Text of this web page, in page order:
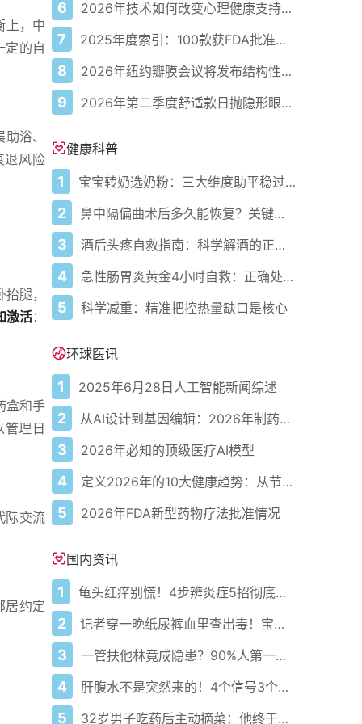
上，中
定的自
浴、
退风险
腿，
激活：
盒和手
理日
际交流
居约定
6 2026年技术如何改变心理健康支持的获取方式
7 2025年度索引：100款获FDA批准的AI驱动医疗设备
8 2026年纽约瓣膜会议将发布结构性心脏病最新研究成果
9 2026年第二季度舒适款日抛隐形眼镜推荐，优瞳主打长效佩戴体验
健康科普
1 宝宝转奶选奶粉：三大维度助平稳过渡
2 鼻中隔偏曲术后多久能恢复？关键看这几点
3 酒后头疼自救指南：科学解酒的正确打开方式
4 急性肠胃炎黄金4小时自救：正确处置与误区避坑关键
5 科学减重：精准把控热量缺口是核心
环球医讯
1 2025年6月28日人工智能新闻综述
2 从AI设计到基因编辑：2026年制药领域重大突破
3 2026年必知的顶级医疗AI模型
4 定义2026年的10大健康趋势：从节律健康到冷热交替疗法
5 2026年FDA新型药物疗法批准情况
国内资讯
1 龟头红痒别慌！4步辨炎症5招彻底防复发
2 记者穿一晚纸尿裤血里查出毒！宝宝血液浓度竟是成人的5倍？
3 一管扶他林竟成隐患？90%人第一步就错了！
4 肝腹水不是突然来的！4个信号3个管理要点别等肚子鼓起来
5 32岁男子吃药后主动摘菜：他终于活过来了？